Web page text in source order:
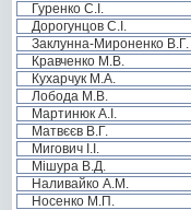
Гуренко С.І.
Дорогунцов С.І.
Заклунна-Мироненко В.Г.
Кравченко М.В.
Кухарчук М.А.
Лобода М.В.
Мартинюк А.І.
Матвєєв В.Г.
Мигович І.І.
Мішура В.Д.
Наливайко А.М.
Носенко М.П.